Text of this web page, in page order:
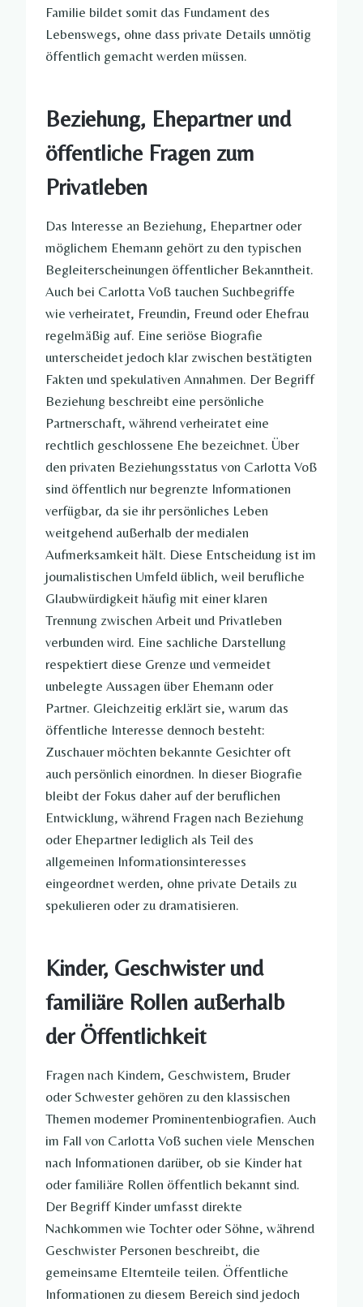
Familie bildet somit das Fundament des
Lebenswegs, ohne dass private Details unnötig
öffentlich gemacht werden müssen.
Beziehung, Ehepartner und
öffentliche Fragen zum
Privatleben
Das Interesse an Beziehung, Ehepartner oder
möglichem Ehemann gehört zu den typischen
Begleiterscheinungen öffentlicher Bekanntheit.
Auch bei Carlotta Voß tauchen Suchbegriffe
wie verheiratet, Freundin, Freund oder Ehefrau
regelmäßig auf. Eine seriöse Biografie
unterscheidet jedoch klar zwischen bestätigten
Fakten und spekulativen Annahmen. Der Begriff
Beziehung beschreibt eine persönliche
Partnerschaft, während verheiratet eine
rechtlich geschlossene Ehe bezeichnet. Über
den privaten Beziehungsstatus von Carlotta Voß
sind öffentlich nur begrenzte Informationen
verfügbar, da sie ihr persönliches Leben
weitgehend außerhalb der medialen
Aufmerksamkeit hält. Diese Entscheidung ist im
journalistischen Umfeld üblich, weil berufliche
Glaubwürdigkeit häufig mit einer klaren
Trennung zwischen Arbeit und Privatleben
verbunden wird. Eine sachliche Darstellung
respektiert diese Grenze und vermeidet
unbelegte Aussagen über Ehemann oder
Partner. Gleichzeitig erklärt sie, warum das
öffentliche Interesse dennoch besteht:
Zuschauer möchten bekannte Gesichter oft
auch persönlich einordnen. In dieser Biografie
bleibt der Fokus daher auf der beruflichen
Entwicklung, während Fragen nach Beziehung
oder Ehepartner lediglich als Teil des
allgemeinen Informationsinteresses
eingeordnet werden, ohne private Details zu
spekulieren oder zu dramatisieren.
Kinder, Geschwister und
familiäre Rollen außerhalb
der Öffentlichkeit
Fragen nach Kindern, Geschwistern, Bruder
oder Schwester gehören zu den klassischen
Themen moderner Prominentenbiografien. Auch
im Fall von Carlotta Voß suchen viele Menschen
nach Informationen darüber, ob sie Kinder hat
oder familiäre Rollen öffentlich bekannt sind.
Der Begriff Kinder umfasst direkte
Nachkommen wie Tochter oder Söhne, während
Geschwister Personen beschreibt, die
gemeinsame Elternteile teilen. Öffentliche
Informationen zu diesem Bereich sind jedoch